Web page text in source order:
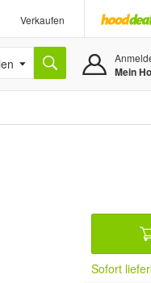
Verkaufen
Mein
Sofort